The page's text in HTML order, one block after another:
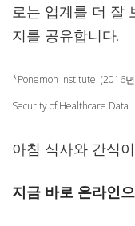
로는 업계를 더 잘
지를 공유합니다.
*Ponemon Institute. (2016
Security of Healthcare Data
아침 식사와 간식
지금 바로 온라인